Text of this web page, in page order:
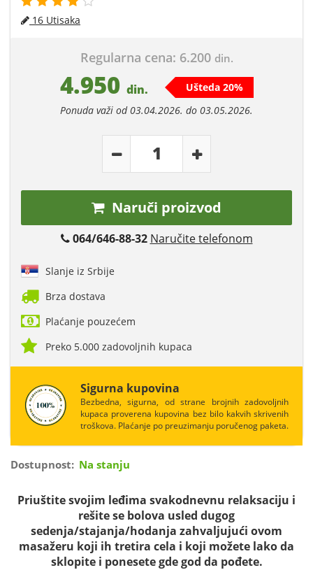
16 Utisaka
Regularna cena: 6.200 din.
4.950 din.
Ušteda 20%
Ponuda važi od 03.04.2026. do 03.05.2026.
Naruči proizvod
064/646-88-32 Naručite telefonom
Slanje iz Srbije
Brza dostava
Plaćanje pouzećem
Preko 5.000 zadovoljnih kupaca
Sigurna kupovina
Bezbedna, sigurna, od strane brojnih zadovoljnih
kupaca proverena kupovina bez bilo kakvih skrivenih
troškova. Plaćanje po preuzimanju poručenog paketa.
Dostupnost: Na stanju
Priuštite svojim leđima svakodnevnu relaksaciju i
rešite se bolova usled dugog
sedenja/stajanja/hodanja zahvaljujući ovom
masažeru koji ih tretira cela i koji možete lako da
sklopite i ponesete gde god da pođete.